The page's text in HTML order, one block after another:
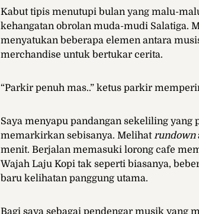
Kabut tipis menutupi bulan yang malu-
kehangatan obrolan muda-mudi Salatiga.
menyatukan beberapa elemen antara
merchandise untuk bertukar cerita.
“Parkir penuh mas..” ketus parkir
Saya menyapu pandangan sekeliling yang
memarkirkan sebisanya. Melihatrundown
menit. Berjalan memasuki lorong cafe
Wajah Laju Kopi tak seperti biasanya,
baru kelihatan panggung utama.
Bagi saya sebagai pendengar musik yang